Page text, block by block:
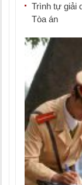
Trình tự giải
Tòa án